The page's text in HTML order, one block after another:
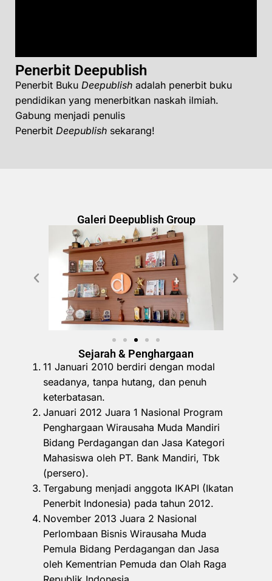
Penerbit Deepublish
Penerbit Buku Deepublish adalah penerbit buku
pendidikan yang menerbitkan naskah ilmiah.
Gabung menjadi penulis
Penerbit Deepublish sekarang!
Galeri Deepublish Group
Sejarah & Penghargaan
11 Januari 2010 berdiri dengan modal
seadanya, tanpa hutang, dan penuh
keterbatasan.
Januari 2012 Juara 1 Nasional Program
Penghargaan Wirausaha Muda Mandiri
Bidang Perdagangan dan Jasa Kategori
Mahasiswa oleh PT. Bank Mandiri, Tbk
(persero).
Tergabung menjadi anggota IKAPI (Ikatan
Penerbit Indonesia) pada tahun 2012.
November 2013 Juara 2 Nasional
Perlombaan Bisnis Wirausaha Muda
Pemula Bidang Perdagangan dan Jasa
oleh Kementrian Pemuda dan Olah Raga